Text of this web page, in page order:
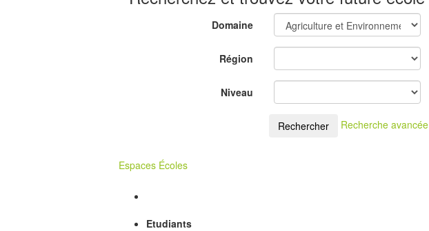
Domaine
Région
Niveau
Rechercher Recherche avancée
Espaces Écoles
Etudiants